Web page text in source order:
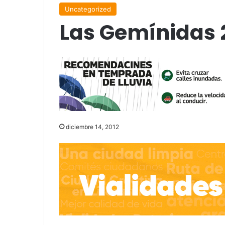
Uncategorized
Las Gemínidas
diciembre 14, 2012